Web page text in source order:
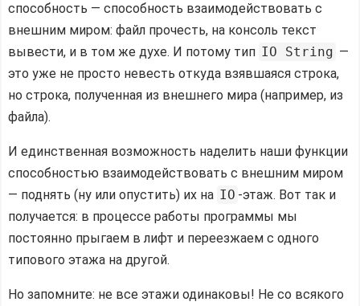
способность — способность взаимодействовать с
внешним миром: файл прочесть, на консоль текст
вывести, и в том же духе. И потому тип IO String —
это уже не просто невесть откуда взявшаяся строка,
но строка, полученная из внешнего мира (например, из
файла).
И единственная возможность наделить наши функции
способностью взаимодействовать с внешним миром
— поднять (ну или опустить) их на IO -этаж. Вот так и
получается: в процессе работы программы мы
постоянно прыгаем в лифт и переезжаем с одного
типового этажа на другой.
Но запомните: не все этажи одинаковы! Не со всякого